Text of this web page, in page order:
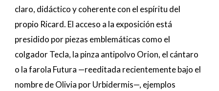
claro, didáctico y coherente con el espíritu del
propio Ricard. El acceso a la exposición está
presidido por piezas emblemáticas como el
colgador Tecla, la pinza antipolvo Orion, el cántaro
o la farola Futura —reeditada recientemente bajo el
nombre de Olivia por Urbidermis—, ejemplos